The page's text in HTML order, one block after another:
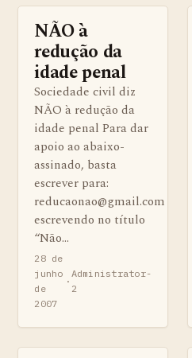
COMUNIDADES QUILOMBOLAS
NÃO à
redução da
idade penal
Sociedade civil diz
NÃO à redução da
idade penal Para dar
apoio ao abaixo-
assinado, basta
escrever para:
reducaonao@gmail.com
escrevendo no título
“Não…
28 de
junho
de
2007
·
Administrator-
2